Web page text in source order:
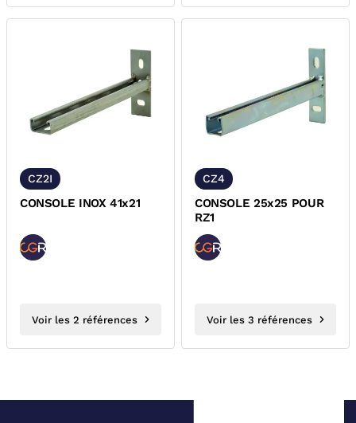
CZ2I
CONSOLE INOX 41x21
Voir les 2 références
CZ4
CONSOLE 25x25 POUR
RZ1
Voir les 3 références